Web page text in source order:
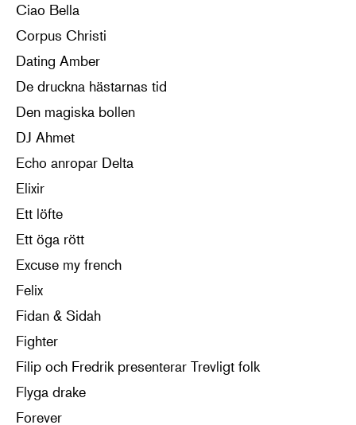
Ciao Bella
Corpus Christi
Dating Amber
De druckna hästarnas tid
Den magiska bollen
DJ Ahmet
Echo anropar Delta
Elixir
Ett löfte
Ett öga rött
Excuse my french
Felix
Fidan & Sidah
Fighter
Filip och Fredrik presenterar Trevligt folk
Flyga drake
Forever